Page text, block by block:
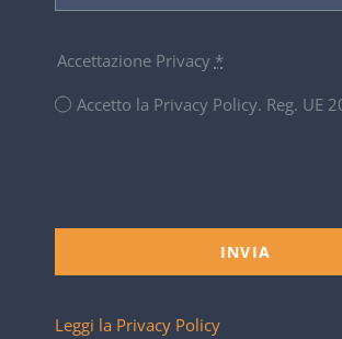
Accettazione Privacy *
Accetto la Privacy Policy. Reg. UE
INVIA
Leggi la Privacy Policy